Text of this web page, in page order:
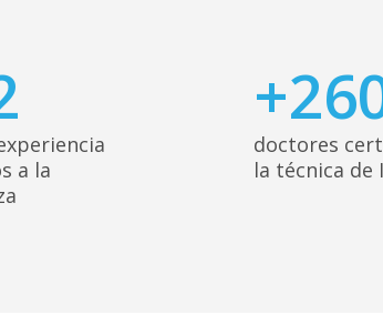
a la
+
doctores
la técnica